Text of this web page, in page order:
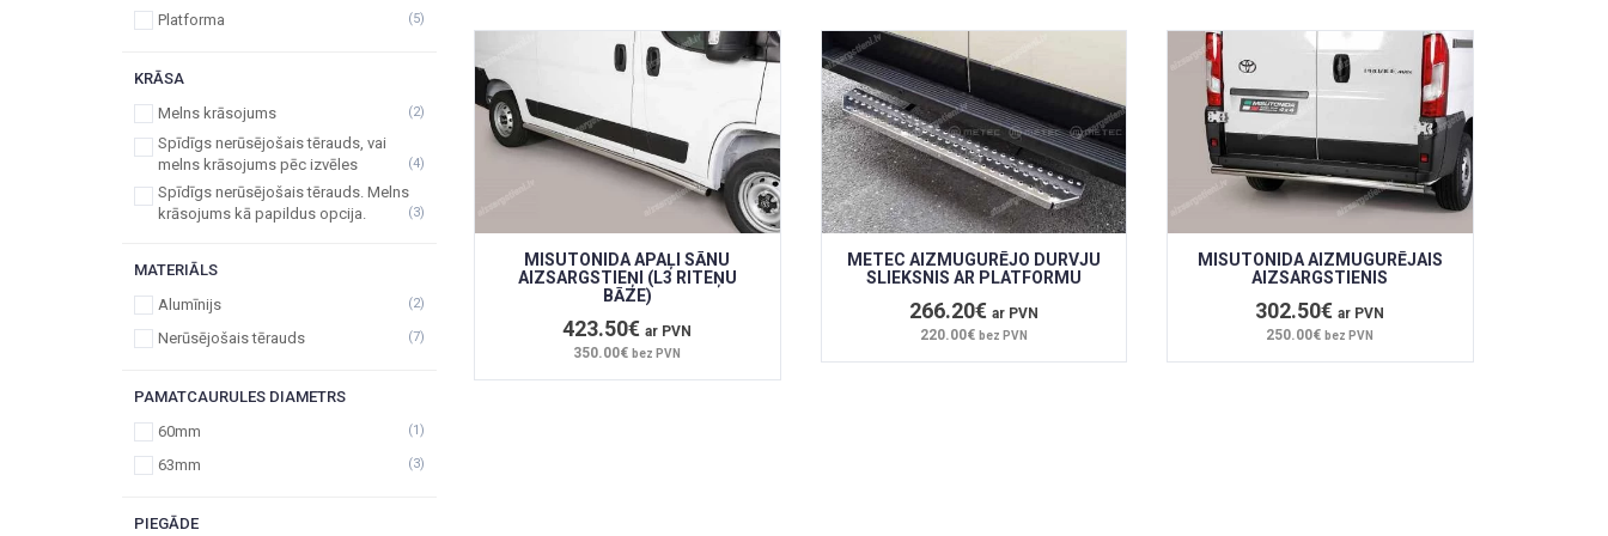
Platforma (5)
KRĀSA
Melns krāsojums
(2)
Spīdīgs nerūsējošais tērauds, vai
melns krāsojums pēc izvēles
(4)
Spīdīgs nerūsējošais tērauds. Melns
krāsojums kā papildus opcija.
(3)
MATERIĀLS
Alumīnijs
(2)
Nerūsējošais tērauds (7)
PAMATCAURULES DIAMETRS
60mm
(1)
63mm (3)
PIEGĀDE
MISUTONIDA APAĻI SĀNU
AIZSARGSTIEŅI (L3 RITEŅU
BĀZE)
423.50€ar PVN
350.00€bez PVN
METEC AIZMUGURĒJO DURVJU
SLIEKSNIS AR PLATFORMU
266.20€ ar PVN
220.00€ bez PVN
MISUTONIDA AIZMUGURĒJAIS
AIZSARGSTIENIS
302.50€ar PVN
250.00€bez PVN